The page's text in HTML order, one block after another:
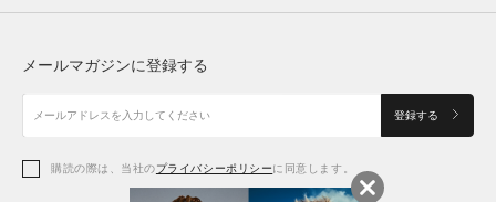
アクセサリー
アクセサリー
シューズ
アクセサリー
シューズ
メールマガジンに登録する
登録する
購読の際は、当社のプライバシーポリシーに同意します。